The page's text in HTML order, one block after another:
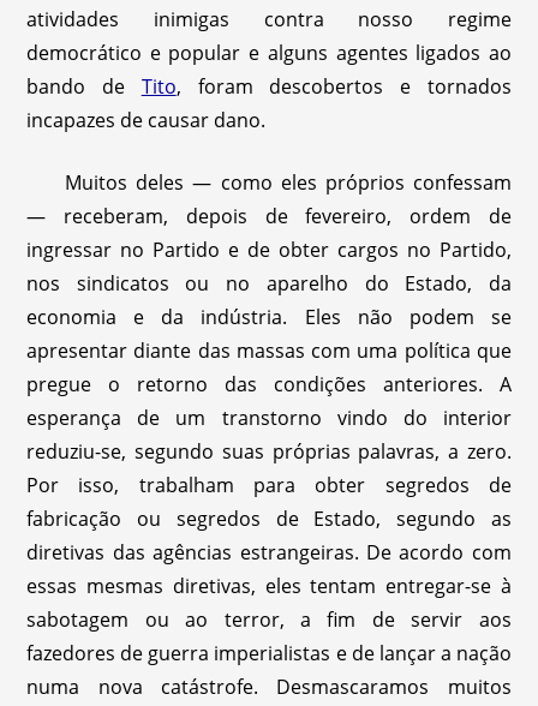
atividades inimigas contra nosso regime
democrático e popular e alguns agentes ligados ao
bando de Tito, foram descobertos e tornados
incapazes de causar dano.
Muitos deles — como eles próprios confessam
— receberam, depois de fevereiro, ordem de
ingressar no Partido e de obter cargos no Partido,
nos sindicatos ou no aparelho do Estado, da
economia e da indústria. Eles não podem se
apresentar diante das massas com uma política que
pregue o retorno das condições anteriores. A
esperança de um transtorno vindo do interior
reduziu-se, segundo suas próprias palavras, a zero.
Por isso, trabalham para obter segredos de
fabricação ou segredos de Estado, segundo as
diretivas das agências estrangeiras. De acordo com
essas mesmas diretivas, eles tentam entregar-se à
sabotagem ou ao terror, a fim de servir aos
fazedores de guerra imperialistas e de lançar a nação
numa nova catástrofe. Desmascaramos muitos